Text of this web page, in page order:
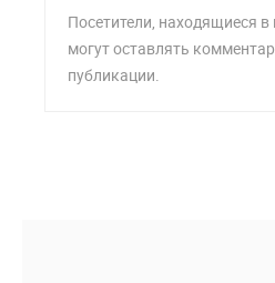
Посетители, находящиеся в
могут оставлять
публикации.